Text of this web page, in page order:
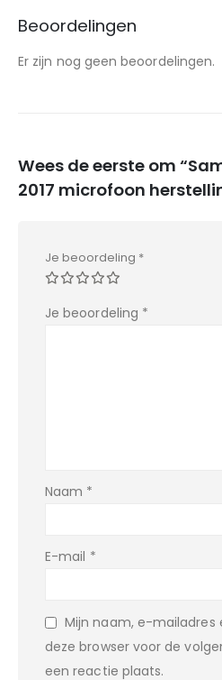
Beoordelingen
Er zijn nog geen beoordelingen.
Wees de eerste om
2017 microfoon
Je beoordeling *
Je beoordeling *
Naam *
E-mail *
Mijn naam, e-mailadres
deze browser voor de
een reactie plaats.